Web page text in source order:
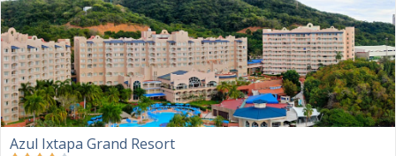
Azul Ixtapa Grand Resort